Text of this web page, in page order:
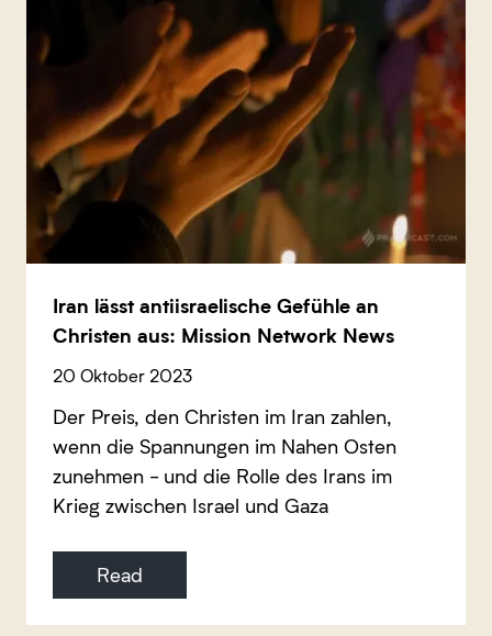
Iran lässt antiisraelische Gefühle an
Christen aus: Mission Network News
20 Oktober 2023
Der Preis, den Christen im Iran zahlen,
wenn die Spannungen im Nahen Osten
zunehmen - und die Rolle des Irans im
Krieg zwischen Israel und Gaza
Read